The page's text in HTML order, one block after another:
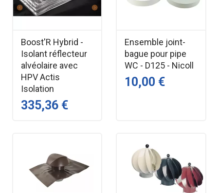
Pompe électronique basse consommation
Installation simple et rapide
Fonctionnement silencieux
Adaptée aux réseaux domestiques
Longueur standard 130 mm
Pour plus d'information, parcourir la
Boost'R Hybrid -
Isolant réflecteur
alvéolaire avec
HPV Actis
Isolation
335,36 €
Ensemble joint-
bague pour pipe
WC - D125 - Nicoll
10,00 €